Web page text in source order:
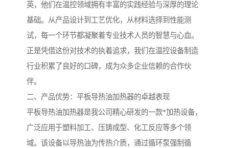
英，他们在温控领域拥有丰富的实践经验与深厚的理论
基础。从产品设计到工艺优化，从材料选择到性能测
试，每一个环节都凝聚着专业技术人员的智慧与心血。
正是凭借这份对技术的执着追求，我们在温控设备制造
行业积累了良好的口碑，成为众多企业信赖的合作伙
伴。
二、产品优势：平板导热油加热器的卓越表现
平板导热油加热器是我公司精心研发的一款*加热设备，
广泛应用于塑料加工、压铸成型、化工反应等多个领
域。该设备以导热油为传热介质，通过循环泵强制循